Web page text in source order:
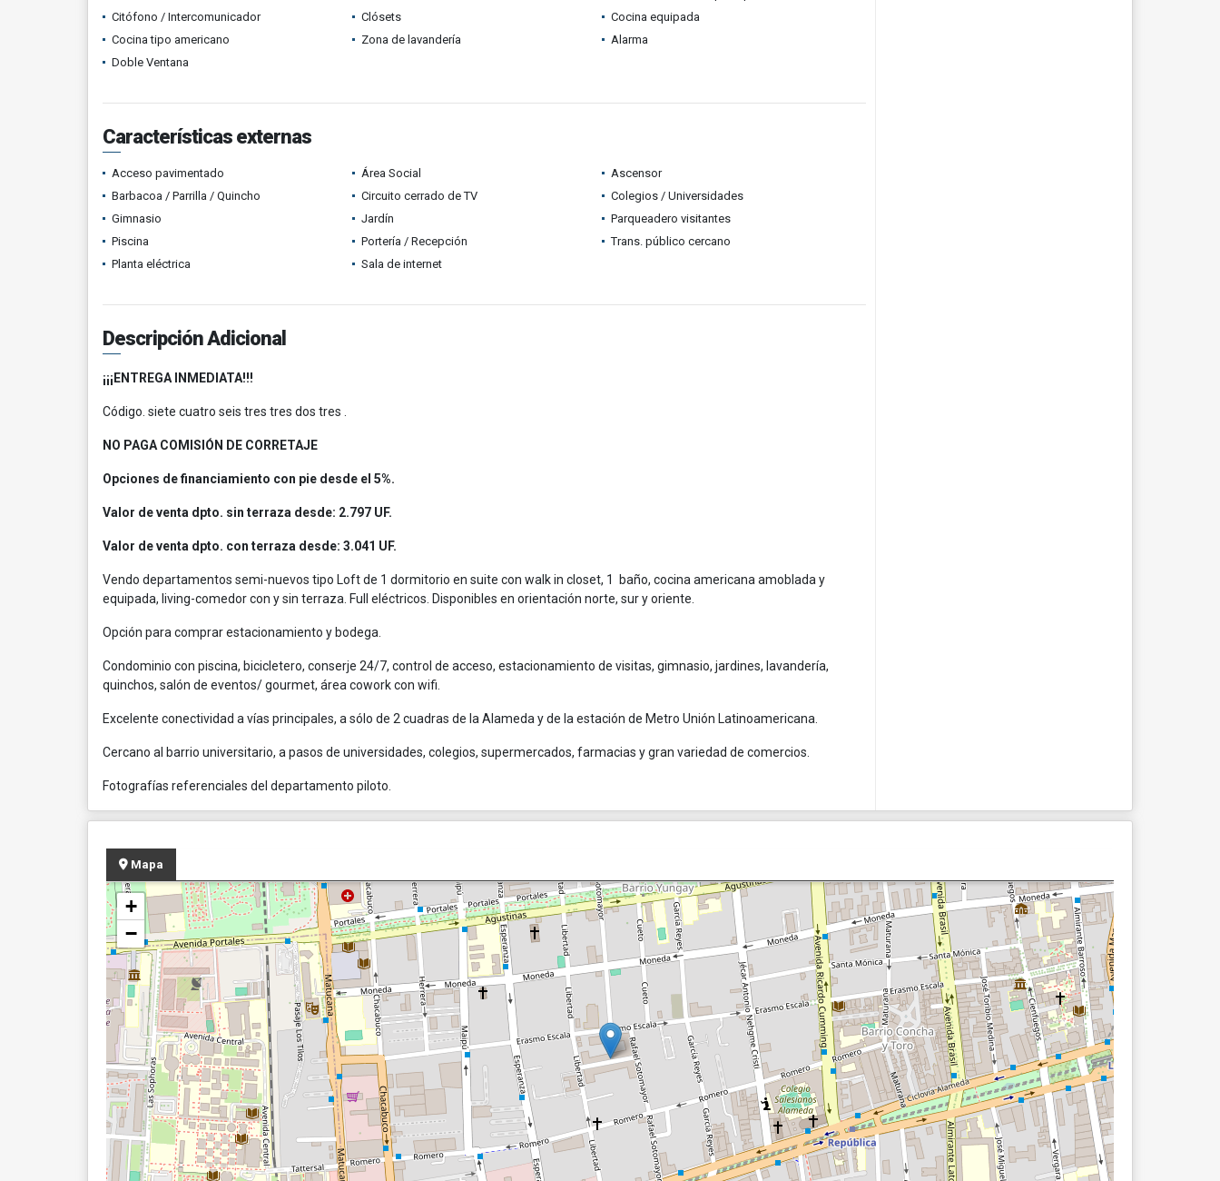
Citófono / Intercomunicador
Clósets
Cocina equipada
Cocina tipo americano
Zona de lavandería
Alarma
Doble Ventana
Características externas
Acceso pavimentado Área Social
Ascensor
Barbacoa / Parrilla / Quincho
Circuito cerrado de TV
Colegios / Universidades
Gimnasio
Jardín
Parqueadero visitantes
Piscina
Portería / Recepción
Trans. público cercano
Planta eléctrica
Sala de internet
Descripción Adicional
¡¡¡ENTREGA INMEDIATA!!!
Código. siete cuatro seis tres tres dos tres .
NO PAGA COMISIÓN DE CORRETAJE
Opciones de financiamiento con pie desde el 5%.
Valor de venta dpto. sin terraza desde: 2.797 UF.
Valor de venta dpto. con terraza desde: 3.041 UF.
Vendo departamentos semi-nuevos tipo Loft de 1 dormitorio en suite con walk in closet, 1 baño, cocina americana amoblada y
equipada, living-comedor con y sin terraza. Full eléctricos. Disponibles en orientación norte, sur y oriente.
Opción para comprar estacionamiento y bodega.
Condominio con piscina, bicicletero, conserje 24/7, control de acceso, estacionamiento de visitas, gimnasio, jardines, lavandería,
quinchos, salón de eventos/ gourmet, área cowork con wifi.
Excelente conectividad a vías principales, a sólo de 2 cuadras de la Alameda y de la estación de Metro Unión Latinoamericana.
Cercano al barrio universitario, a pasos de universidades, colegios, supermercados, farmacias y gran variedad de comercios.
Fotografías referenciales del departamento piloto.
Mapa
+
−